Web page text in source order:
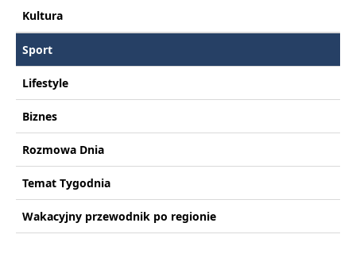
Kultura
Sport
Lifestyle
Biznes
Rozmowa Dnia
Temat Tygodnia
Wakacyjny przewodnik po regionie